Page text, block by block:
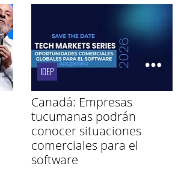
IDEP
Canadá: Empresas
tucumanas podrán
conocer situaciones
comerciales para el
software